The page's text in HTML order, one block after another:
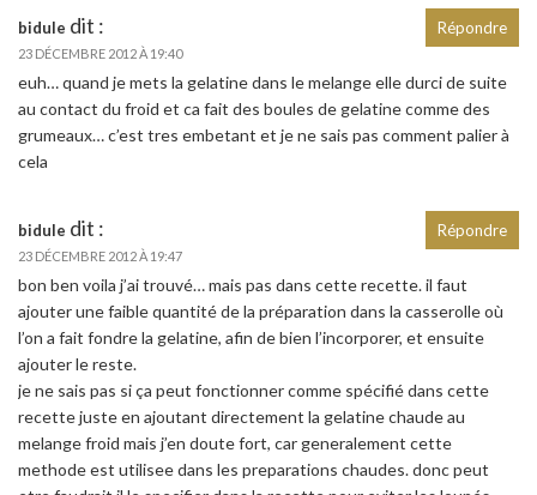
bidule dit :
23 DÉCEMBRE 2012 À 19:40
euh… quand je mets la gelatine dans le melange elle durci de suite
au contact du froid et ca fait des boules de gelatine comme des
grumeaux… c’est tres embetant et je ne sais pas comment palier à
cela
Répondre
bidule dit :
23 DÉCEMBRE 2012 À 19:47
bon ben voila j’ai trouvé… mais pas dans cette recette. il faut
ajouter une faible quantité de la préparation dans la casserolle où
l’on a fait fondre la gelatine, afin de bien l’incorporer, et ensuite
ajouter le reste.
je ne sais pas si ça peut fonctionner comme spécifié dans cette
recette juste en ajoutant directement la gelatine chaude au
melange froid mais j’en doute fort, car generalement cette
methode est utilisee dans les preparations chaudes. donc peut
Répondre